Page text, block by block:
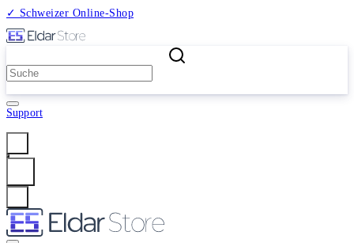
✓ Schweizer Online-Shop
Support